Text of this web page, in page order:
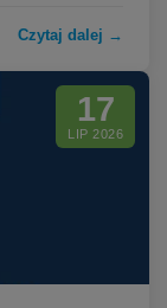
Czytaj dalej →
17
LIP 2026